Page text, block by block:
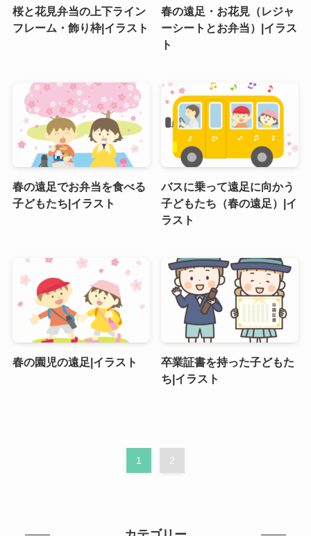
桜と花見弁当の上下ライン
フレーム・飾り枠|イラスト
春の遠足・お花見（レジャ
ーシートとお弁当）|イラス
ト
春の遠足でお弁当を食べる
子どもたち|イラスト
バスに乗って遠足に向かう
子どもたち（春の遠足）|イ
ラスト
春の園児の遠足|イラスト
卒業証書を持った子どもた
ち|イラスト
1 2